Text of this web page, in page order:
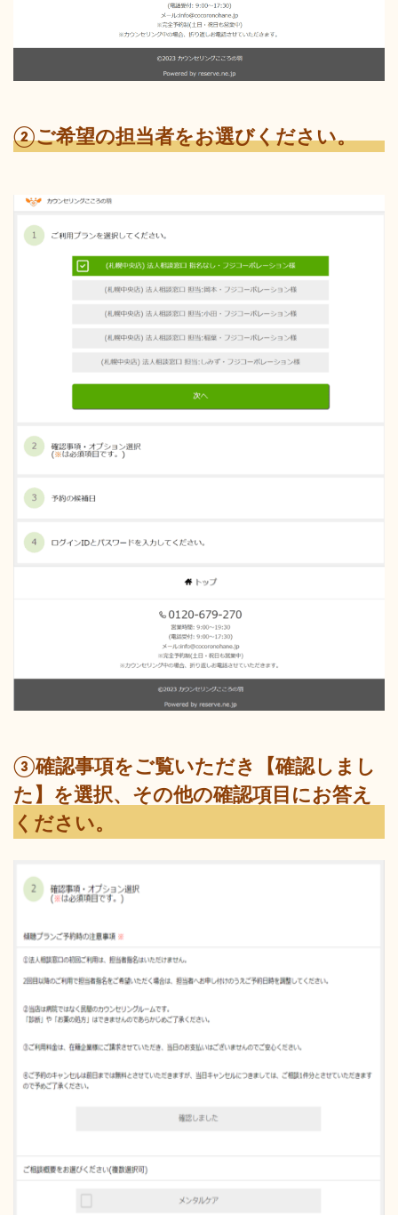
②ご希望の担当者をお選びください。
③確認事項をご覧いただき【確認しまし
た】を選択、その他の確認項目にお答え
ください。